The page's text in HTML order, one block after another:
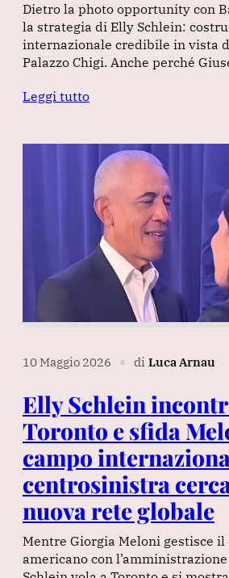
Dietro la photo opportunity con
la strategia di Elly Schlein:
internazionale credibile in vista
Palazzo Chigi. Anche perché
Leggi tutto
10 Maggio 2026 ∎ di Luca Arnau
Elly Schlein
Toronto e sfida
campo
centrosinistra
nuova rete globale
Mentre Giorgia Meloni gestisce il
americano con